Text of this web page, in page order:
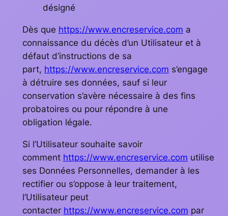
désigné
Dès que https://www.encreservice.com a
connaissance du décès d’un Utilisateur et à
défaut d’instructions de sa
part, https://www.encreservice.com s’engage
à détruire ses données, sauf si leur
conservation s’avère nécessaire à des fins
probatoires ou pour répondre à une
obligation légale.
Si l’Utilisateur souhaite savoir
comment https://www.encreservice.com utilise
ses Données Personnelles, demander à les
rectifier ou s’oppose à leur traitement,
l’Utilisateur peut
contacter https://www.encreservice.com par